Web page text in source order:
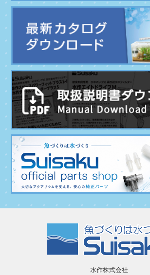
水作株式会社